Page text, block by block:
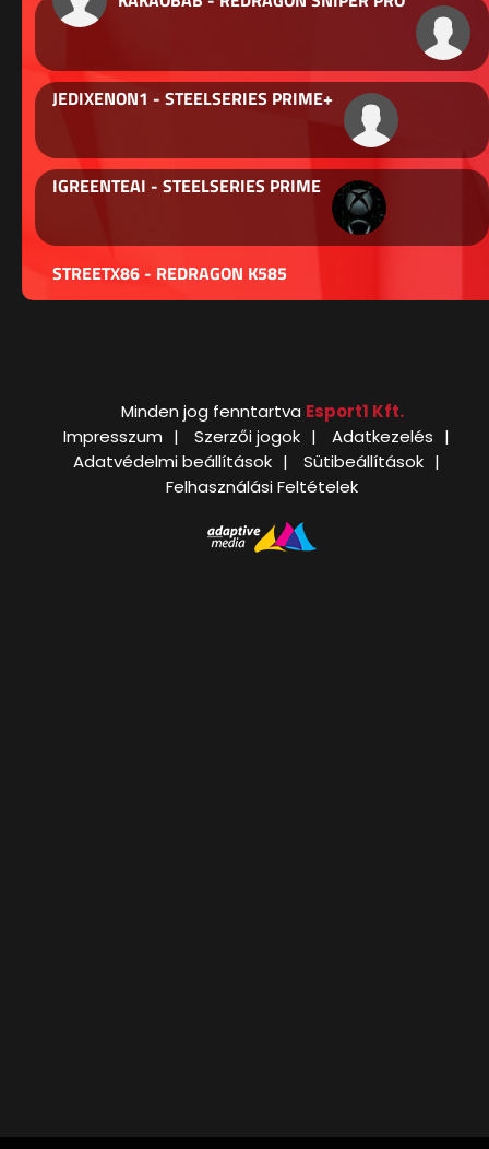
JEDIXENON1 - STEELSERIES PRIME+
IGREENTEAI - STEELSERIES PRIME
STREETX86 - REDRAGON K585
Minden jog fenntartva Esport1 Kft.
Impresszum
Szerzői jogok
Adatkezelés
Adatvédelmi beállítások
Sütibeállítások
Felhasználási Feltételek